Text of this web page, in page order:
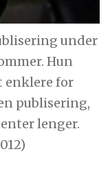
under
Hun
enklere for
publisering,
lenger.